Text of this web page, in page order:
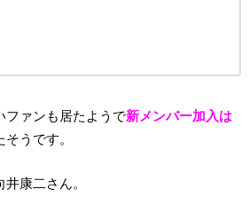
ファンも居たようで新メンバー加入は
うです。
康二さん。